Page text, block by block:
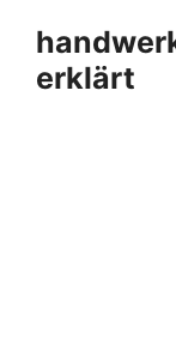
Inhalt
springen
erklärt